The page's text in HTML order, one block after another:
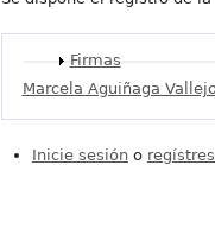
Mostrar
Firmas
Marcela Aguiñaga
Inicie sesión o